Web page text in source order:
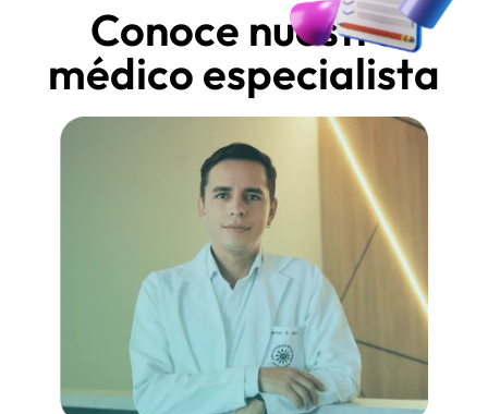
Conoce nuestro
médico especialista